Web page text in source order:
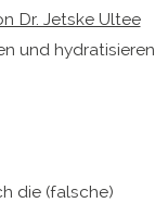
Dr. Jetske Ultee
und hydratisieren.
die (falsche)